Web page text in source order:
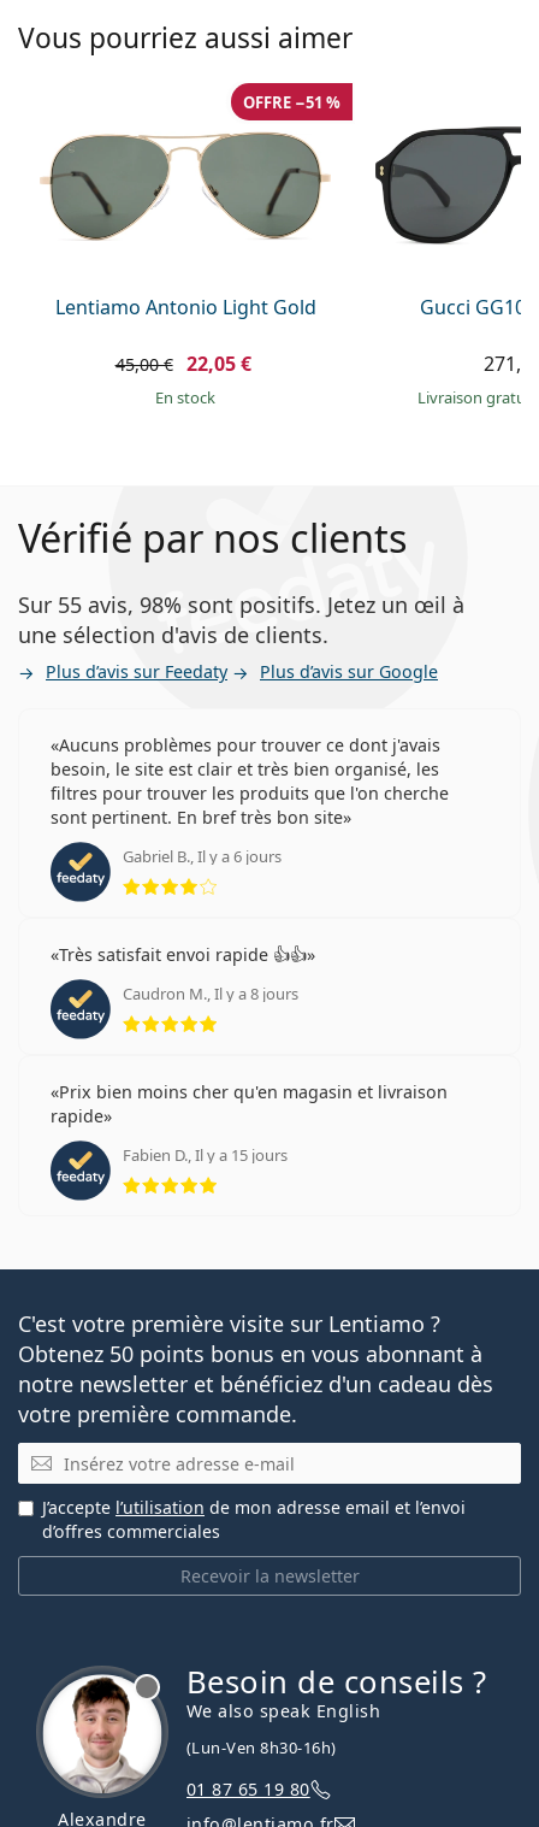
Vous pourriez aussi aimer
Lentiamo Antonio Light Gold
OFFRE −51 %
45,00 € 22,05 €
en stock
Gucci
Livraison
Vérifié par nos clients
Sur 55 avis, 98% sont positifs. Jetez un œil à
une sélection d'avis de clients.
Plus d’avis sur Feedaty Plus d’avis sur Google
Aucuns problèmes pour trouver ce dont j'avais
besoin, le site est clair et très bien organisé, les
filtres pour trouver les produits que l'on cherche
sont pertinent. En bref très bon site
Gabriel B., Il y a 6 jours
évaluation 4 sur 5
Très satisfait envoi rapide 👍👍
Caudron M., Il y a 8 jours
évaluation 5 sur 5
Prix bien moins cher qu'en magasin et livraison
rapide
Fabien D., Il y a 15 jours
évaluation 5 sur 5
C'est votre première visite sur Lentiamo ?
Obtenez 50 points bonus en vous abonnant à
notre newsletter et bénéficiez d'un cadeau dès
votre première commande.
E-mail
Recevoir la newsletter
J’accepte l’utilisation de mon adresse email et l’envoi
d’offres commerciales
Alexandre
Besoin de conseils ?
We also speak English
(Lun-Ven 8h30-16h)
01 87 65 19 80